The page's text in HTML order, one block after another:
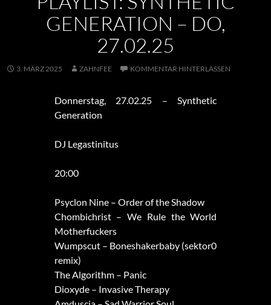
GENERATION – DO,
27.02.25
3. MÄRZ 2025 ZAHNFEE KOMMENTAR HINTERLASSEN
Donnerstag, 27.02.25 – Synthetic
Generation
DJ Legastinitus
20:00
Psyclon Nine – Order of the Shadow
Chombichrist – We Rule the World
Motherfuckers
Wumpscut – Boneshakerbaby (sektor0
remix)
The Algorithm – Panic
Dioxyde – Invasive Therapy